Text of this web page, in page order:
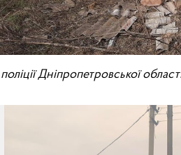
поліції Дніпропетровської